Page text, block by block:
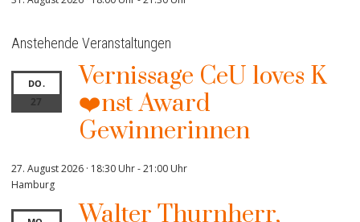
Anstehende Veranstaltungen
DO.
27
Vernissage CeU loves K
❤️nst Award
Gewinnerinnen
27. August 2026 · 18:30 Uhr-21:00 Uhr
Hamburg
Walter Thurnherr,